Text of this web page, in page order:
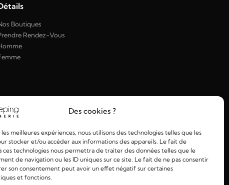
Des cookies ?
meilleures expériences, nous utilisons des technologies telles que les
stocker et/ou accéder aux informations des appareils. Le fait de
ces technologies nous permettra de traiter des données telles que le
de navigation ou les ID uniques sur ce site. Le fait de ne pas consentir
son consentement peut avoir un effet négatif sur certaines
et fonctions.
Boutiques
Rendez-Vous